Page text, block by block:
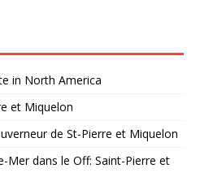
in North America
et Miquelon
de St-Pierre et Miquelon
Mer dans le Off: Saint-Pierre et